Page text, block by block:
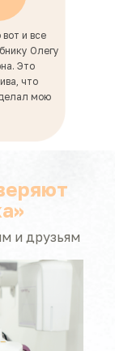
и все
Олегу
Это
что
мою
и друзьям